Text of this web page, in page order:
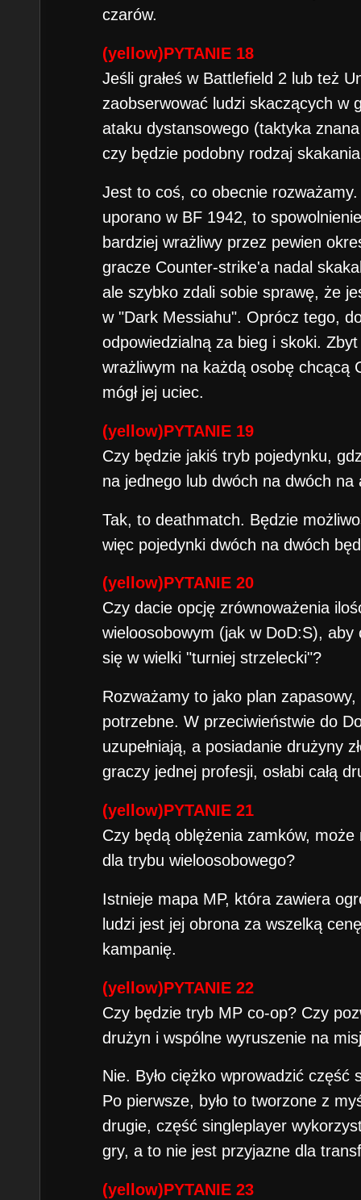
czarów.
(yellow)PYTANIE 18
Jeśli grałeś w Battlefield 2 lub też
zaobserwować ludzi skaczących w
ataku dystansowego (taktyka
czy będzie podobny rodzaj
Jest to coś, co obecnie
uporano w BF 1942, to
bardziej wrażliwy przez pewien
gracze Counter-strike'a nadal
ale szybko zdali sobie sprawę, że
w "Dark Messiahu". Oprócz tego,
odpowiedzialną za bieg i skoki.
wrażliwym na każdą osobę chcącą
mógł jej uciec.
(yellow)PYTANIE 19
Czy będzie jakiś tryb pojedynku,
na jednego lub dwóch na dwóch
Tak, to deathmatch. Będzie
więc pojedynki dwóch na dwóch
(yellow)PYTANIE 20
Czy dacie opcję zrównoważenia
wieloosobowym (jak w DoD:S), aby
się w wielki "turniej strzelecki"?
Rozważamy to jako plan
potrzebne. W przeciwieństwie do
uzupełniają, a posiadanie drużyny
graczy jednej profesji, osłabi całą
(yellow)PYTANIE 21
Czy będą oblężenia zamków,
dla trybu wieloosobowego?
Istnieje mapa MP, która zawiera
ludzi jest jej obrona za wszelką
kampanię.
(yellow)PYTANIE 22
Czy będzie tryb MP co-op? Czy
drużyn i wspólne wyruszenie na
Nie. Było ciężko wprowadzić
Po pierwsze, było to tworzone z
drugie, część singleplayer
gry, a to nie jest przyjazne dla
(yellow)PYTANIE 23